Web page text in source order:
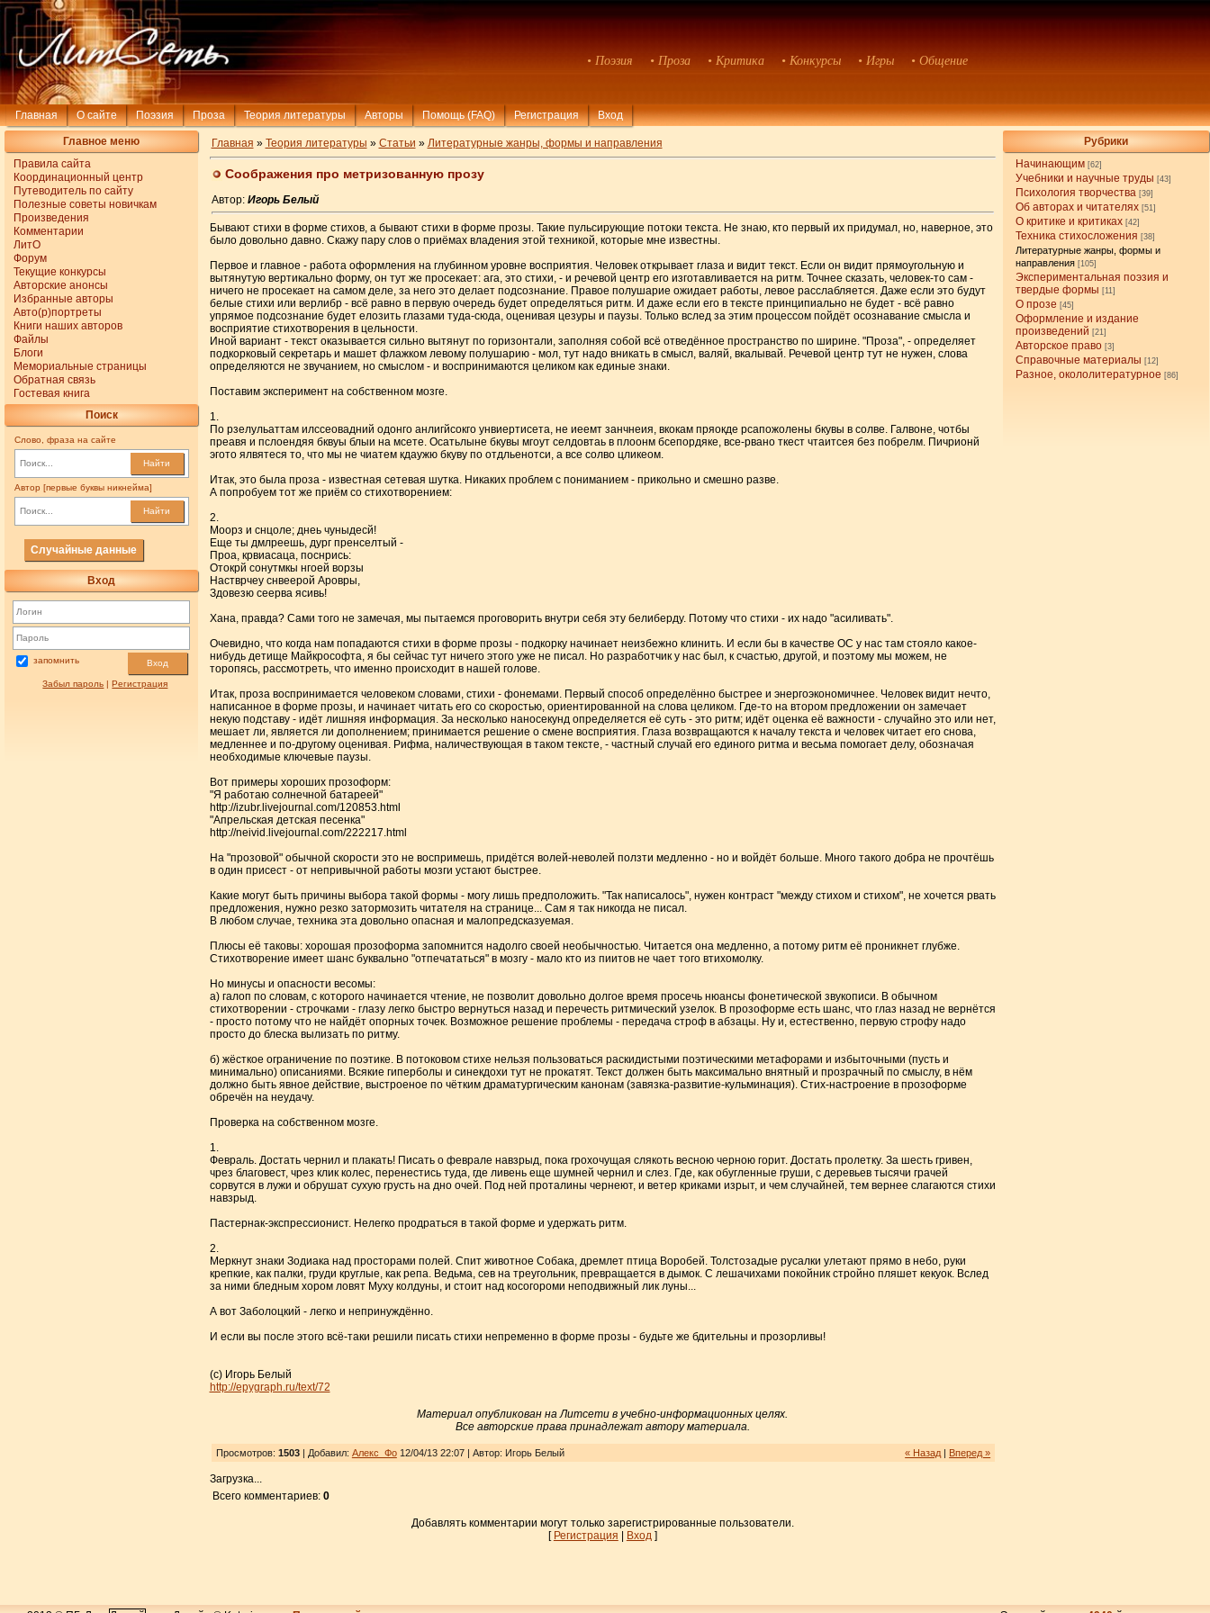
• Поэзия • Проза • Критика • Конкурсы • Игры • Общение
Главная О сайте Поэзия Проза Теория литературы Авторы Помощь (FAQ) Регистрация Вход
Главное меню
Правила сайта
Координационный центр
Путеводитель по сайту
Полезные советы новичкам
Произведения
Комментарии
ЛитО
Форум
Текущие конкурсы
Авторские анонсы
Избранные авторы
Авто(р)портреты
Книги наших авторов
Файлы
Блоги
Мемориальные страницы
Обратная связь
Гостевая книга
Поиск
Слово, фраза на сайте
Найти
Автор [первые буквы никнейма]
Найти
Случайные данные
Вход
запомнить Вход
Забыл пароль |Регистрация
Рубрики
Начинающим [62]
Учебники и научные труды [43]
Психология творчества [39]
Об авторах и читателях [51]
О критике и критиках [42]
Техника стихосложения [38]
Литературные жанры, формы и
направления [105]
Экспериментальная поэзия и
твердые формы [11]
О прозе [45]
Оформление и издание
произведений [21]
Авторское право [3]
Справочные материалы [12]
Разное, окололитературное [86]
Главная » Теория литературы » Статьи » Литературные жанры, формы и направления
Соображения про метризованную прозу
Автор: Игорь Белый
Бывают стихи в форме стихов, а бывают стихи в форме прозы. Такие пульсирующие потоки текста. Не знаю, кто первый их придумал, но, наверное, это
было довольно давно. Скажу пару слов о приёмах владения этой техникой, которые мне известны.
Первое и главное - работа оформления на глубинном уровне восприятия. Человек открывает глаза и видит текст. Если он видит прямоугольную и
вытянутую вертикально форму, он тут же просекает: ага, это стихи, - и речевой центр его изготавливается на ритм. Точнее сказать, человек-то сам -
ничего не просекает на самом деле, за него это делает подсознание. Правое полушарие ожидает работы, левое расслабляется. Даже если это будут
белые стихи или верлибр - всё равно в первую очередь будет определяться ритм. И даже если его в тексте принципиально не будет - всё равно
упрямое подсознание будет елозить глазами туда-сюда, оценивая цезуры и паузы. Только вслед за этим процессом пойдёт осознавание смысла и
восприятие стихотворения в цельности.
Иной вариант - текст оказывается сильно вытянут по горизонтали, заполняя собой всё отведённое пространство по ширине. "Проза", - определяет
подкорковый секретарь и машет флажком левому полушарию - мол, тут надо вникать в смысл, валяй, вкалывай. Речевой центр тут не нужен, слова
определяются не звучанием, но смыслом - и воспринимаются целиком как единые знаки.
Поставим эксперимент на собственном мозге.
1.
По рзелульаттам илссеовадний одонго анлигйсокго унвиертисета, не иеемт занчнеия, вкокам пряокде рсапожолены бкувы в солве. Галвоне, чотбы
преавя и пслоендяя бквуы блыи на мсете. Осатьлыне бкувы мгоут селдовтаь в плоонм бсепордяке, все-рвано ткест чтаитсея без побрелм. Пичрионй
эгото ялвятеся то, что мы не чиатем кдаужю бкуву по отдльенотси, а все солво цликеом.
Итак, это была проза - известная сетевая шутка. Никаких проблем с пониманием - прикольно и смешно разве.
А попробуем тот же приём со стихотворением:
2.
Моорз и снцоле; днеь чуныдесй!
Еще ты дмлреешь, дург пренселтый -
Проа, крвиасаца, поснрись:
Отокрй сонутмкы нгоей ворзы
Настврчеу снвеерой Аровры,
Здовезю сеерва ясивь!
Хана, правда? Сами того не замечая, мы пытаемся проговорить внутри себя эту белиберду. Потому что стихи - их надо "асиливать".
Очевидно, что когда нам попадаются стихи в форме прозы - подкорку начинает неизбежно клинить. И если бы в качестве ОС у нас там стояло какое-
нибудь детище Майкрософта, я бы сейчас тут ничего этого уже не писал. Но разработчик у нас был, к счастью, другой, и поэтому мы можем, не
торопясь, рассмотреть, что именно происходит в нашей голове.
Итак, проза воспринимается человеком словами, стихи - фонемами. Первый способ определённо быстрее и энергоэкономичнее. Человек видит нечто,
написанное в форме прозы, и начинает читать его со скоростью, ориентированной на слова целиком. Где-то на втором предложении он замечает
некую подставу - идёт лишняя информация. За несколько наносекунд определяется её суть - это ритм; идёт оценка её важности - случайно это или нет,
мешает ли, является ли дополнением; принимается решение о смене восприятия. Глаза возвращаются к началу текста и человек читает его снова,
медленнее и по-другому оценивая. Рифма, наличествующая в таком тексте, - частный случай его единого ритма и весьма помогает делу, обозначая
необходимые ключевые паузы.
Вот примеры хороших прозоформ:
"Я работаю солнечной батареей"
http://izubr.livejournal.com/120853.html
"Апрельская детская песенка"
http://neivid.livejournal.com/222217.html
На "прозовой" обычной скорости это не воспримешь, придётся волей-неволей ползти медленно - но и войдёт больше. Много такого добра не прочтёшь
в один присест - от непривычной работы мозги устают быстрее.
Какие могут быть причины выбора такой формы - могу лишь предположить. "Так написалось", нужен контраст "между стихом и стихом", не хочется рвать
предложения, нужно резко затормозить читателя на странице... Сам я так никогда не писал.
В любом случае, техника эта довольно опасная и малопредсказуемая.
Плюсы её таковы: хорошая прозоформа запомнится надолго своей необычностью. Читается она медленно, а потому ритм её проникнет глубже.
Стихотворение имеет шанс буквально "отпечататься" в мозгу - мало кто из пиитов не чает того втихомолку.
Но минусы и опасности весомы:
а) галоп по словам, с которого начинается чтение, не позволит довольно долгое время просечь нюансы фонетической звукописи. В обычном
стихотворении - строчками - глазу легко быстро вернуться назад и перечесть ритмический узелок. В прозоформе есть шанс, что глаз назад не вернётся
- просто потому что не найдёт опорных точек. Возможное решение проблемы - передача строф в абзацы. Ну и, естественно, первую строфу надо
просто до блеска вылизать по ритму.
б) жёсткое ограничение по поэтике. В потоковом стихе нельзя пользоваться раскидистыми поэтическими метафорами и избыточными (пусть и
минимально) описаниями. Всякие гиперболы и синекдохи тут не прокатят. Текст должен быть максимально внятный и прозрачный по смыслу, в нём
должно быть явное действие, выстроеное по чётким драматургическим канонам (завязка-развитие-кульминация). Стих-настроение в прозоформе
обречён на неудачу.
Проверка на собственном мозге.
1.
Февраль. Достать чернил и плакать! Писать о феврале навзрыд, пока грохочущая слякоть весною черною горит. Достать пролетку. За шесть гривен,
чрез благовест, чрез клик колес, перенестись туда, где ливень еще шумней чернил и слез. Где, как обугленные груши, с деревьев тысячи грачей
сорвутся в лужи и обрушат сухую грусть на дно очей. Под ней проталины чернеют, и ветер криками изрыт, и чем случайней, тем вернее слагаются стихи
навзрыд.
Пастернак-экспрессионист. Нелегко продраться в такой форме и удержать ритм.
2.
Меркнут знаки Зодиака над просторами полей. Спит животное Собака, дремлет птица Воробей. Толстозадые русалки улетают прямо в небо, руки
крепкие, как палки, груди круглые, как репа. Ведьма, сев на треугольник, превращается в дымок. С лешачихами покойник стройно пляшет кекуок. Вслед
за ними бледным хором ловят Муху колдуны, и стоит над косогороми неподвижный лик луны...
А вот Заболоцкий - легко и непринуждённо.
И если вы после этого всё-таки решили писать стихи непременно в форме прозы - будьте же бдительны и прозорливы!
(с) Игорь Белый
http://epygraph.ru/text/72
Материал опубликован на Литсети в учебно-информационных целях.
Все авторские права принадлежат автору материала.
« Назад | Вперед »
Просмотров: 1503| Добавил: Алекс_Фо12/04/13 22:07 | Автор: Игорь Белый
Загрузка...
Всего комментариев: 0
Добавлять комментарии могут только зарегистрированные пользователи.
[ Регистрация | Вход ]